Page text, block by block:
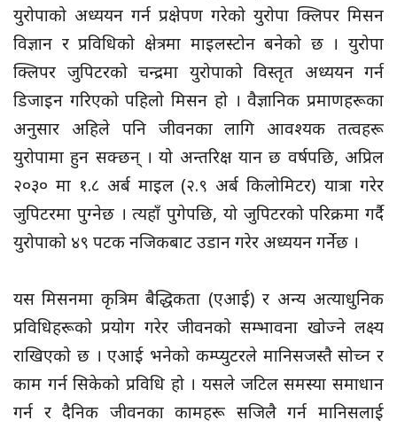
युरोपाको अध्ययन गर्न प्रक्षेपण गरेको युरोपा क्लिपर मिसन
विज्ञान र प्रविधिको क्षेत्रमा माइलस्टोन बनेको छ । युरोपा
क्लिपर जुपिटरको चन्द्रमा युरोपाको विस्तृत अध्ययन गर्न
डिजाइन गरिएको पहिलो मिसन हो । वैज्ञानिक प्रमाणहरूका
अनुसार अहिले पनि जीवनका लागि आवश्यक तत्वहरू
युरोपामा हुन सक्छन् । यो अन्तरिक्ष यान छ वर्षपछि, अप्रिल
२०३० मा १.८ अर्ब माइल (२.९ अर्ब किलोमिटर) यात्रा गरेर
जुपिटरमा पुग्नेछ । त्यहाँ पुगेपछि, यो जुपिटरको परिक्रमा गर्दै
युरोपाको ४९ पटक नजिकबाट उडान गरेर अध्ययन गर्नेछ ।
यस मिसनमा कृत्रिम बैद्धिकता (एआई) र अन्य अत्याधुनिक
प्रविधिहरूको प्रयोग गरेर जीवनको सम्भावना खोज्ने लक्ष्य
राखिएको छ । एआई भनेको कम्प्युटरले मानिसजस्तै सोच्न र
काम गर्न सिकेको प्रविधि हो । यसले जटिल समस्या समाधान
गर्न र दैनिक जीवनका कामहरू सजिलै गर्न मानिसलाई